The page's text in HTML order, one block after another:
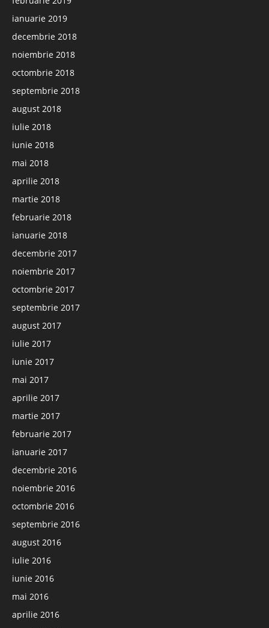
ianuarie 2019
decembrie 2018
noiembrie 2018
octombrie 2018
septembrie 2018
august 2018
iulie 2018
iunie 2018
mai 2018
aprilie 2018
martie 2018
februarie 2018
ianuarie 2018
decembrie 2017
noiembrie 2017
octombrie 2017
septembrie 2017
august 2017
iulie 2017
iunie 2017
mai 2017
aprilie 2017
martie 2017
februarie 2017
ianuarie 2017
decembrie 2016
noiembrie 2016
octombrie 2016
septembrie 2016
august 2016
iulie 2016
iunie 2016
mai 2016
aprilie 2016